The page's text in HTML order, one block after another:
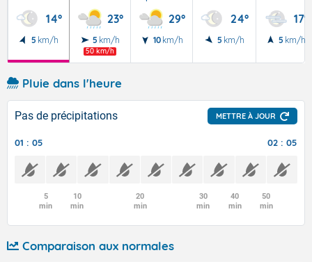
14°
5 km/h
23°
5 km/h
50 km/h
29°
10 km/h
24°
5 km/h
17°
5 km/h
Pluie dans l'heure
Pas de précipitations METTRE À JOUR
01 : 05 02 : 05
5
min
10
min
20
min
30
min
40
min
50
min
Comparaison aux normales